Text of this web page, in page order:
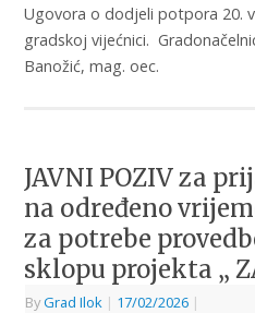
Ugovora o dodjeli potpora 20.
gradskoj vijećnici.
Banožić, mag. oec.
JAVNI POZIV za
na određeno
za potrebe
sklopu projekta „
ByGrad Ilok | 17/02/2026 |